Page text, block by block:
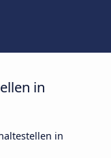
in
in